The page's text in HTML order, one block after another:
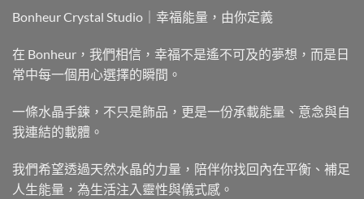
Bonheur Crystal Studio｜幸福能量，由你定義
在 Bonheur，我們相信，幸福不是遙不可及的夢想，而是日
常中每一個用心選擇的瞬間。
一條水晶手鍊，不只是飾品，更是一份承載能量、意念與自
我連結的載體。
我們希望透過天然水晶的力量，陪伴你找回內在平衡、補足
人生能量，為生活注入靈性與儀式感。